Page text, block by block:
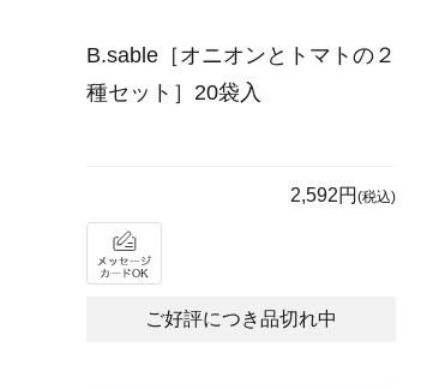
B.sable［オニオンとトマトの２
種セット］20袋入
2,592円 (税込)
ご好評につき品切れ中